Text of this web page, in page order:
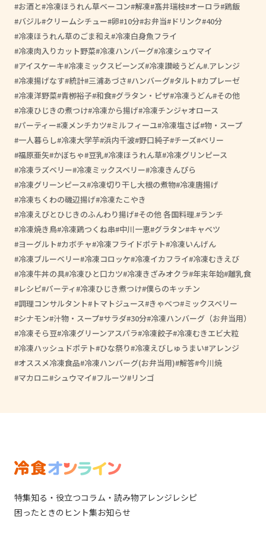
お酒と 冷凍ほうれん草ベーコン 解凍 髙井瑞枝 オーロラ 鶏飯
バジル クリームシチュー 卵 10分 お弁当 ドリンク 40分
冷凍ほうれん草のごま和え 冷凍白身魚フライ
冷凍肉入りカット野菜 冷凍ハンバーグ 冷凍シュウマイ
アイスケーキ 冷凍ミックスビーンズ 冷凍讃岐うどん .アレンジ
冷凍揚げなす 統計 三浦あづさ ハンバーグ タルト カプレーゼ
冷凍洋野菜 青栁裕子 和食 グラタン・ピザ 冷凍うどん その他
冷凍ひじきの煮つけ 冷凍から揚げ 冷凍チンジャオロース
パーティー 凍メンチカツ ミルフィーユ 冷凍塩さば 物・スープ
一人暮らし 冷凍大学芋 浜内千波 野口純子 チーズ ベリー
福原亜矢 かぼちゃ 豆乳 冷凍ほうれん草 冷凍グリンピース
冷凍ラズベリー 冷凍ミックスベリー 冷凍きんぴら
冷凍グリーンピース 冷凍切り干し大根の煮物 冷凍唐揚げ
冷凍ちくわの磯辺揚げ 冷凍たこやき
冷凍えびとひじきのふんわり揚げ その他 各国料理. ランチ
冷凍焼き鳥 冷凍鶏つくね串 中川一恵 グラタン キャベツ
ヨーグルト カボチャ 冷凍フライドポテト 冷凍いんげん
冷凍ブルーベリー 冷凍コロッケ 冷凍イカフライ 冷凍むきえび
冷凍牛丼の具 冷凍ひと口カツ 冷凍きざみオクラ 年末年始 離乳食
レシピ パーティ 冷凍ひじき煮つけ 僕らのキッチン
調理コンサルタント
トマトジュース きゃべつ ミックスベリー
シナモン 汁物・スープ サラダ 30分 冷凍ハンバーグ（お弁当用）
冷凍そら豆 冷凍グリーンアスパラ 冷凍餃子 冷凍むきエビ大粒
冷凍ハッシュドポテト ひな祭り 冷凍えびしゅうまい アレンジ
オススメ冷凍食品 冷凍ハンバーグ(お弁当用) 解答 今川焼
マカロニ シュウマイ フルーツ リンゴ
特集知る・役立つコラム・読み物アレンジレシピ
困ったときのヒント集お知らせ